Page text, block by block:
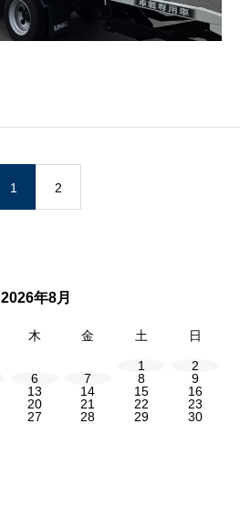
1 2
2026年8月
木 金 土 日
1
2
6 7 8
9
13 14 15
16
20 21 22
23
27 28 29
30